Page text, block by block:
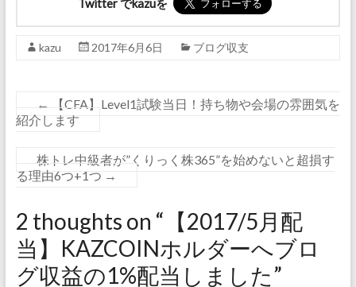
Twitter でkazuを
kazu 2017年6月6日 ブログ収支
←
【CFA】Level1試験当日！持ち物や会場の雰囲気を
紹介します
株トレ中級者が”くりっく株365”を始めないと超損す
る理由6つ+1つ →
2 thoughts on “ 【2017/5月配
当】KAZCOINホルダーへブロ
グ収益の1%配当しました”